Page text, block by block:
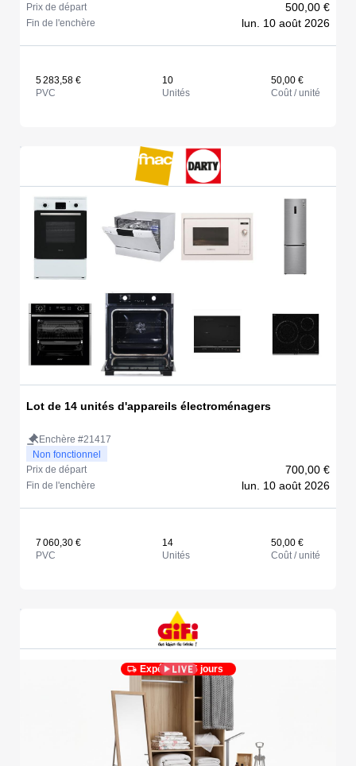
Prix de départ
500,00 €
Fin de l'enchère lun. 10 août 2026
5 283,58 €
PVC
10
Unités
50,00 €
Coût / unité
Lot de 14 unités d'appareils électroménagers
Enchère #21417
Non fonctionnel
Prix de départ
700,00 €
Fin de l'enchère lun. 10 août 2026
7 060,30 €
PVC
14
Unités
50,00 €
Coût / unité
Expédié en 5 jours